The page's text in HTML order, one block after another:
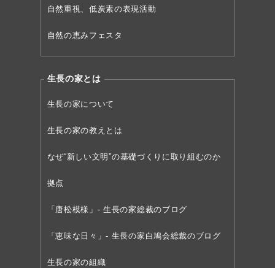
自然重視、低炭素の表現活動
自然の恵みフェスタ
生長の家とは
生長の家について
生長の家の教えとは
なぜ“新しい文明”の基礎づくりに取り組むのか
拠点
「唐松模様」- 生長の家総裁のブログ
「恵味な日々」- 生長の家白鳩会総裁のブログ
生長の家の組織